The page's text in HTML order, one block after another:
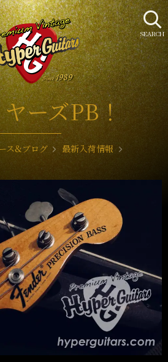
ーズPB！
ス&ブログ 最新入荷情報
SEARCH